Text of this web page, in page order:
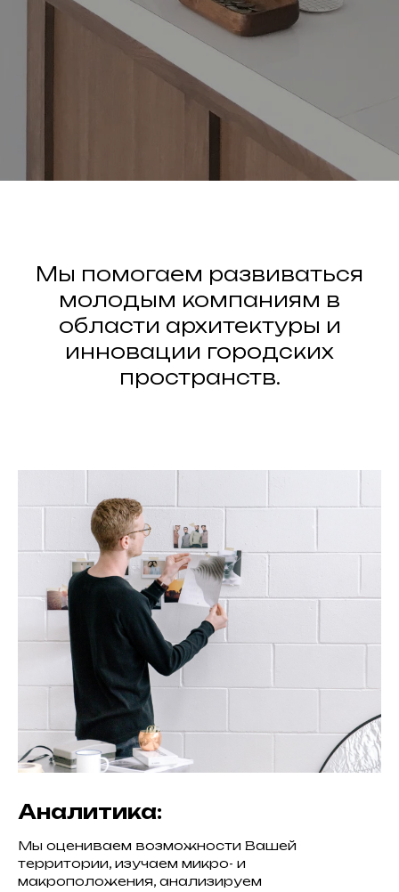
Мы помогаем развиваться
молодым компаниям в
области архитектуры и
инновации городских
пространств.
Аналитика:
Мы оцениваем возможности Вашей
территории, изучаем микро- и
макроположения, анализируем